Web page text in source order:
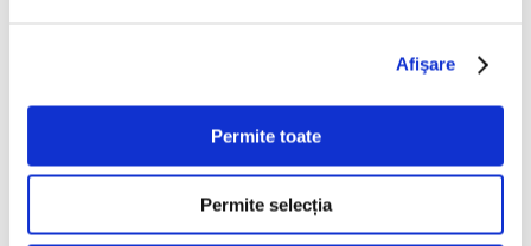
Afişare
Permite toate
Permite selecția
Late Summer Spritz, la Muzeul de
Artă Recentă